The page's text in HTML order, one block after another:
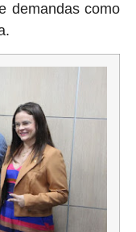
demandas como